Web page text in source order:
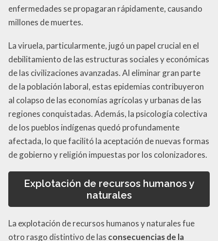
enfermedades se propagaran rápidamente, causando
millones de muertes.
La viruela, particularmente, jugó un papel crucial en el
debilitamiento de las estructuras sociales y económicas
de las civilizaciones avanzadas. Al eliminar gran parte
de la población laboral, estas epidemias contribuyeron
al colapso de las economías agrícolas y urbanas de las
regiones conquistadas. Además, la psicología colectiva
de los pueblos indígenas quedó profundamente
afectada, lo que facilitó la aceptación de nuevas formas
de gobierno y religión impuestas por los colonizadores.
Explotación de recursos humanos y
naturales
La explotación de recursos humanos y naturales fue
otro rasgo distintivo de las consecuencias de la